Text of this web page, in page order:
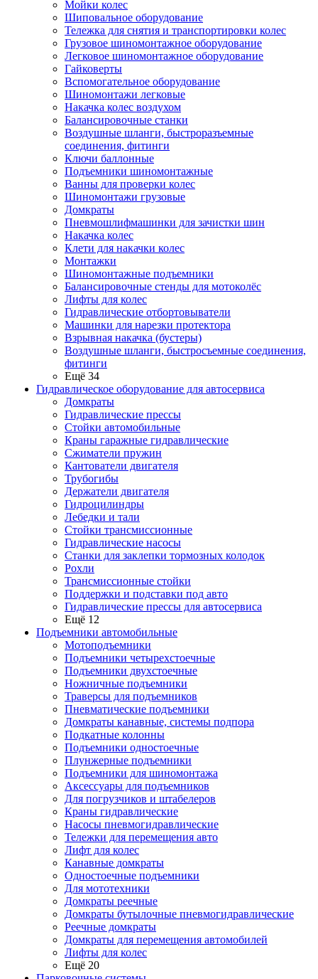
Мойки колес
Шиповальное оборудование
Тележка для снятия и транспортировки колес
Грузовое шиномонтажное оборудование
Легковое шиномонтажное оборудование
Гайковерты
Вспомогательное оборудование
Шиномонтажи легковые
Накачка колес воздухом
Балансировочные станки
Воздушные шланги, быстроразъемные
соединения, фитинги
Ключи баллонные
Подъемники шиномонтажные
Ванны для проверки колес
Шиномонтажи грузовые
Домкраты
Пневмошлифмашинки для зачистки шин
Накачка колес
Клети для накачки колес
Монтажки
Шиномонтажные подъемники
Балансировочные стенды для мотоколёс
Лифты для колес
Гидравлические отбортовыватели
Машинки для нарезки протектора
Взрывная накачка (бустеры)
Воздушные шланги, быстросъемные соединения,
фитинги
Ещё 34
Гидравлическое оборудование для автосервиса
Домкраты
Гидравлические прессы
Стойки автомобильные
Краны гаражные гидравлические
Сжиматели пружин
Кантователи двигателя
Трубогибы
Держатели двигателя
Гидроцилиндры
Лебедки и тали
Стойки трансмиссионные
Гидравлические насосы
Cтанки для заклепки тормозных колодок
Рохли
Трансмиссионные стойки
Поддержки и подставки под авто
Гидравлические прессы для автосервиса
Ещё 12
Подъемники автомобильные
Мотоподъемники
Подъемники четырехстоечные
Подъемники двухстоечные
Ножничные подъемники
Траверсы для подъемников
Пневматические подъемники
Домкраты канавные, системы подпора
Подкатные колонны
Подъемники одностоечные
Плунжерные подъемники
Подъемники для шиномонтажа
Аксессуары для подъемников
Для погрузчиков и штабелеров
Краны гидравлические
Насосы пневмогидравлические
Тележки для перемещения авто
Лифт для колес
Канавные домкраты
Одностоечные подъемники
Для мототехники
Домкраты реечные
Домкраты бутылочные пневмогидравлические
Реечные домкраты
Домкраты для перемещения автомобилей
Лифты для колес
Ещё 20